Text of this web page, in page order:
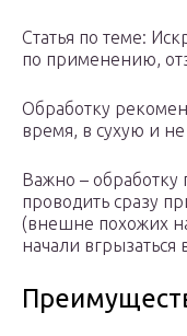
Статья по теме:
по применению,
Обработку
время, в сухую и
Важно – обработку
проводить сразу
(внешне похожих
начали вгрызаться